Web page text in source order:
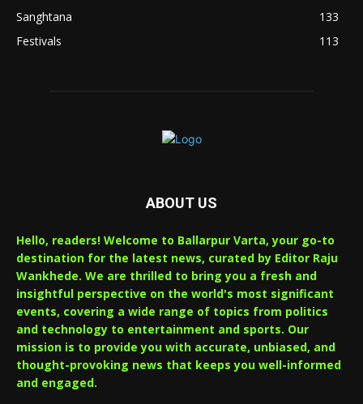
Sanghtana
133
Festivals
113
ABOUT US
Hello, readers! Welcome to Ballarpur Varta, your go-to
destination for the latest news, curated by Editor Raju
Wankhede. We are thrilled to bring you a fresh and
insightful perspective on the world's most significant
events, covering a wide range of topics from politics
and technology to entertainment and sports. Our
mission is to provide you with accurate, unbiased, and
thought-provoking news that keeps you well-informed
and engaged.